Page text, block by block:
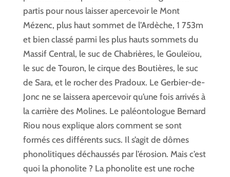
partis pour nous laisser apercevoir le Mont
Mézenc, plus haut sommet de l’Ardèche, 1 753m
et bien classé parmi les plus hauts sommets du
Massif Central, le suc de Chabrières, le Gouleïou,
le suc de Touron, le cirque des Boutières, le suc
de Sara, et le rocher des Pradoux. Le Gerbier-de-
Jonc ne se laissera apercevoir qu’une fois arrivés à
la carrière des Molines. Le paléontologue Bernard
Riou nous explique alors comment se sont
formés ces différents sucs. Il s’agit de dômes
phonolitiques déchaussés par l’érosion. Mais c’est
quoi la phonolite ? La phonolite est une roche